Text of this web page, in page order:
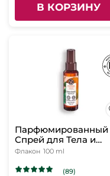
В КОРЗИНУ
Парфюмированный
Спрей для Тела и
Волос «Манго &
Флакон 100 ml
(89)